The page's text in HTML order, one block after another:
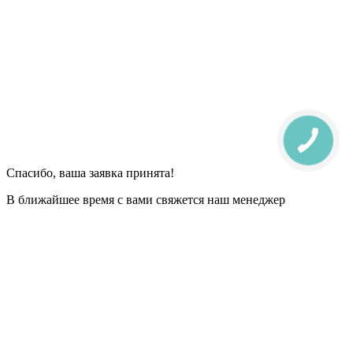
Спасибо, ваша заявка принята!
В ближайшее время с вами свяжется наш менеджер